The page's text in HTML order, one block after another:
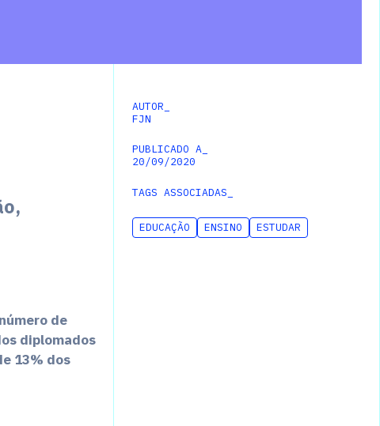
de
diplomados
13% dos
AUTOR_
FJN
PUBLICADO A_
20/09/2020
TAGS ASSOCIADAS_
EDUCAÇÃO ENSINO ESTUDAR